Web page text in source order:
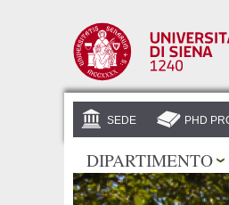
SEDE PHD
DIPARTIMENTO